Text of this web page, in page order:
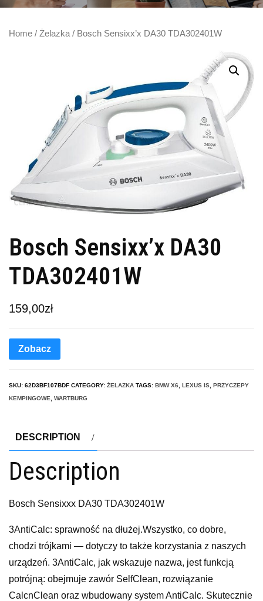
Home / Żelazka / Bosch Sensixx’x DA30 TDA302401W
Bosch Sensixx’x DA30
TDA302401W
159,00zł
Zobacz
SKU: 62D3BF107BDF CATEGORY: ŻELAZKA TAGS: BMW X6 LEXUS IS PRZYCZEPY
KEMPINGOWE
WARTBURG
DESCRIPTION
Description
Bosch Sensixxx DA30 TDA302401W
3AntiCalc: sprawność na dłużej.Wszystko, co dobre,
chodzi trójkami — dotyczy to także korzystania z naszych
urządzeń. 3AntiCalc, jak wskazuje nazwa, jest funkcją
potrójną: obejmuje zawór SelfClean, rozwiązanie
CalcnClean oraz wbudowany system AntiCalc. Skutecznie